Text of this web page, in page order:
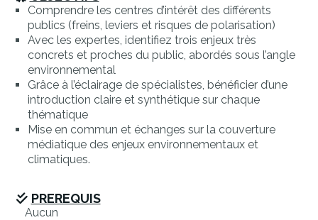
Comprendre les centres d’intérêt des différents
publics (freins, leviers et risques de polarisation)
Avec les expertes, identifiez trois enjeux très
concrets et proches du public, abordés sous l’angle
environnemental
Grâce à l’éclairage de spécialistes, bénéficier d’une
introduction claire et synthétique sur chaque
thématique
Mise en commun et échanges sur la couverture
médiatique des enjeux environnementaux et
climatiques.
PREREQUIS
Aucun